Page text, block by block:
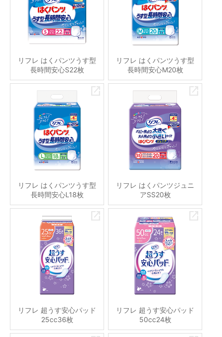
リフレ はくパンツうす型
長時間安心S22枚
リフレ はくパンツうす型
長時間安心M20枚
リフレ はくパンツうす型
長時間安心L18枚
リフレ はくパンツジュニ
アSS20枚
リフレ 超うす安心パッド
25cc36枚
リフレ 超うす安心パッド
50cc24枚